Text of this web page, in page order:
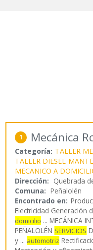
1 Mecánica
Categoría: TALLER
TALLER DIESEL
MECANICO A
Dirección: Quebrada
Comuna: Peñalolén
Encontrado en:
Electricidad Generación
domicilio ... MECÁNICA
PEÑALOLÉN SERVICIOS
y ... automotriz